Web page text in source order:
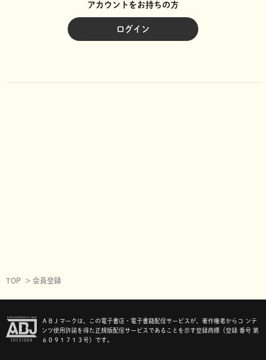
アカウントをお持ちの方
ログイン
TOP 会員登録
ＡＢＪマークは、この電子書店・電子書籍配信サービスが、著作権者からコ ンテ
ンツ使用許諾を得た正規版配信サービスであることを示す登録商標（登録 番号 第
６０９１７１３号）です。